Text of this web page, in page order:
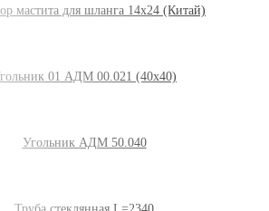
мастита для шланга 14х24 (Китай)
01 АДМ 00.021 (40х40)
Угольник АДМ 50.040